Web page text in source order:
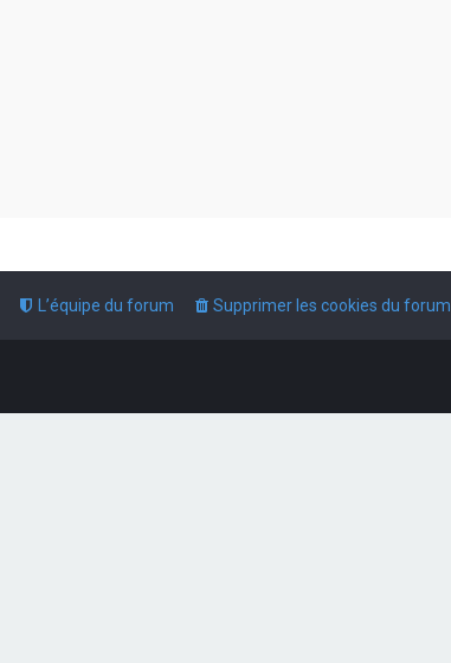
Supprimer les cookies du forum
L’équipe du forum